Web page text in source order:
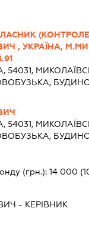
, УКРАЇНА,
54031,
54031,
(грн.): 14 000
- КЕРІВНИК